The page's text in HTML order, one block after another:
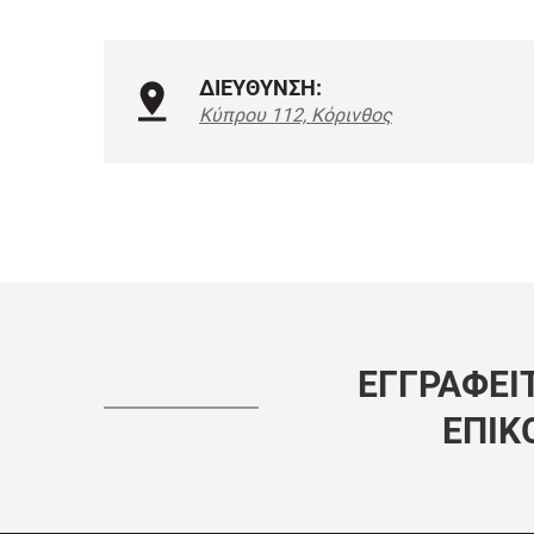
ΔΙΕΥΘΥΝΣΗ:
Κύπρου 112, Κόρινθος